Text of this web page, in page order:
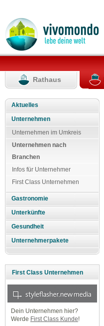
Rathaus
Aktuelles
Unternehmen
Unternehmen im Umkreis
Unternehmen nach
Branchen
Infos für Unternehmer
First Class Unternehmen
Gastronomie
Unterkünfte
Gesundheit
Unternehmerpakete
First Class Unternehmen
Dein Unternehmen hier?
Werde First Class Kunde!